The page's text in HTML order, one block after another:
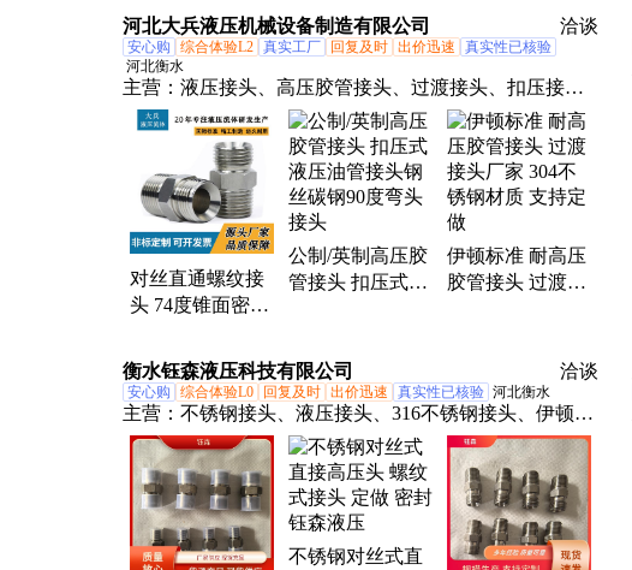
密封直接头
阀汇彩取压用球
阀 压力表球阀 内
阀
BWΦ14冷凝容器
河北大兵液压机械设备制造有限公司 洽谈
安心购 综合体验L2 真实工厂 回复及时 出价迅速
真实性已核验
河北衡水
主营： 液压接头、高压胶管接头、过渡接头、扣压接
头、对丝直通接头、卡套接头、不锈钢液压接头、液压
软管接头、工程机械油管接头、油管接头
对丝直通螺纹接
头 74度锥面密封
公制螺纹油管连
接头
公制/英制高压胶
管接头 扣压式液
头
伊顿标准 耐高压
胶管接头 过渡接
衡水钰森液压科技有限公司 洽谈
安心购 综合体验L0 回复及时 出价迅速 真实性已核验 河北衡水
主营： 不锈钢接头、液压接头、316不锈钢接头、伊顿接
头、派克接头、焊接接头、接头、304不锈钢接头、
JB/T966、液压管件、304管件
不锈钢对丝式直